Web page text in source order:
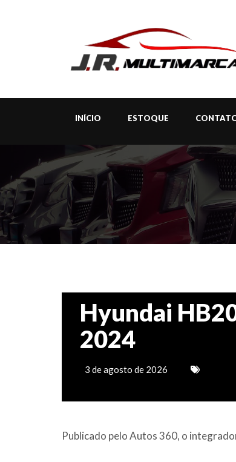
INÍCIO ESTOQUE
Hyundai
2024
3 de agosto de 2026
Publicado pelo Autos 360, o